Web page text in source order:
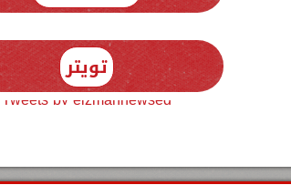
تويتر
Tweets by elzmannewseg